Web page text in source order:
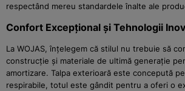
respectând mereu standardele înalte ale
Confort Excepțional și Tehnologii
La WOJAS, înțelegem că stilul nu trebuie să
construcție și materiale de ultimă generație
amortizare. Talpa exterioară este concepută
respirabile, totul este gândit pentru a oferi o